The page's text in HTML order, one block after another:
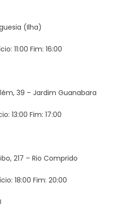
(Ilha)
11:00 Fim: 16:00
39 – Jardim Guanabara
13:00 Fim: 17:00
217 – Rio Comprido
18:00 Fim: 20:00